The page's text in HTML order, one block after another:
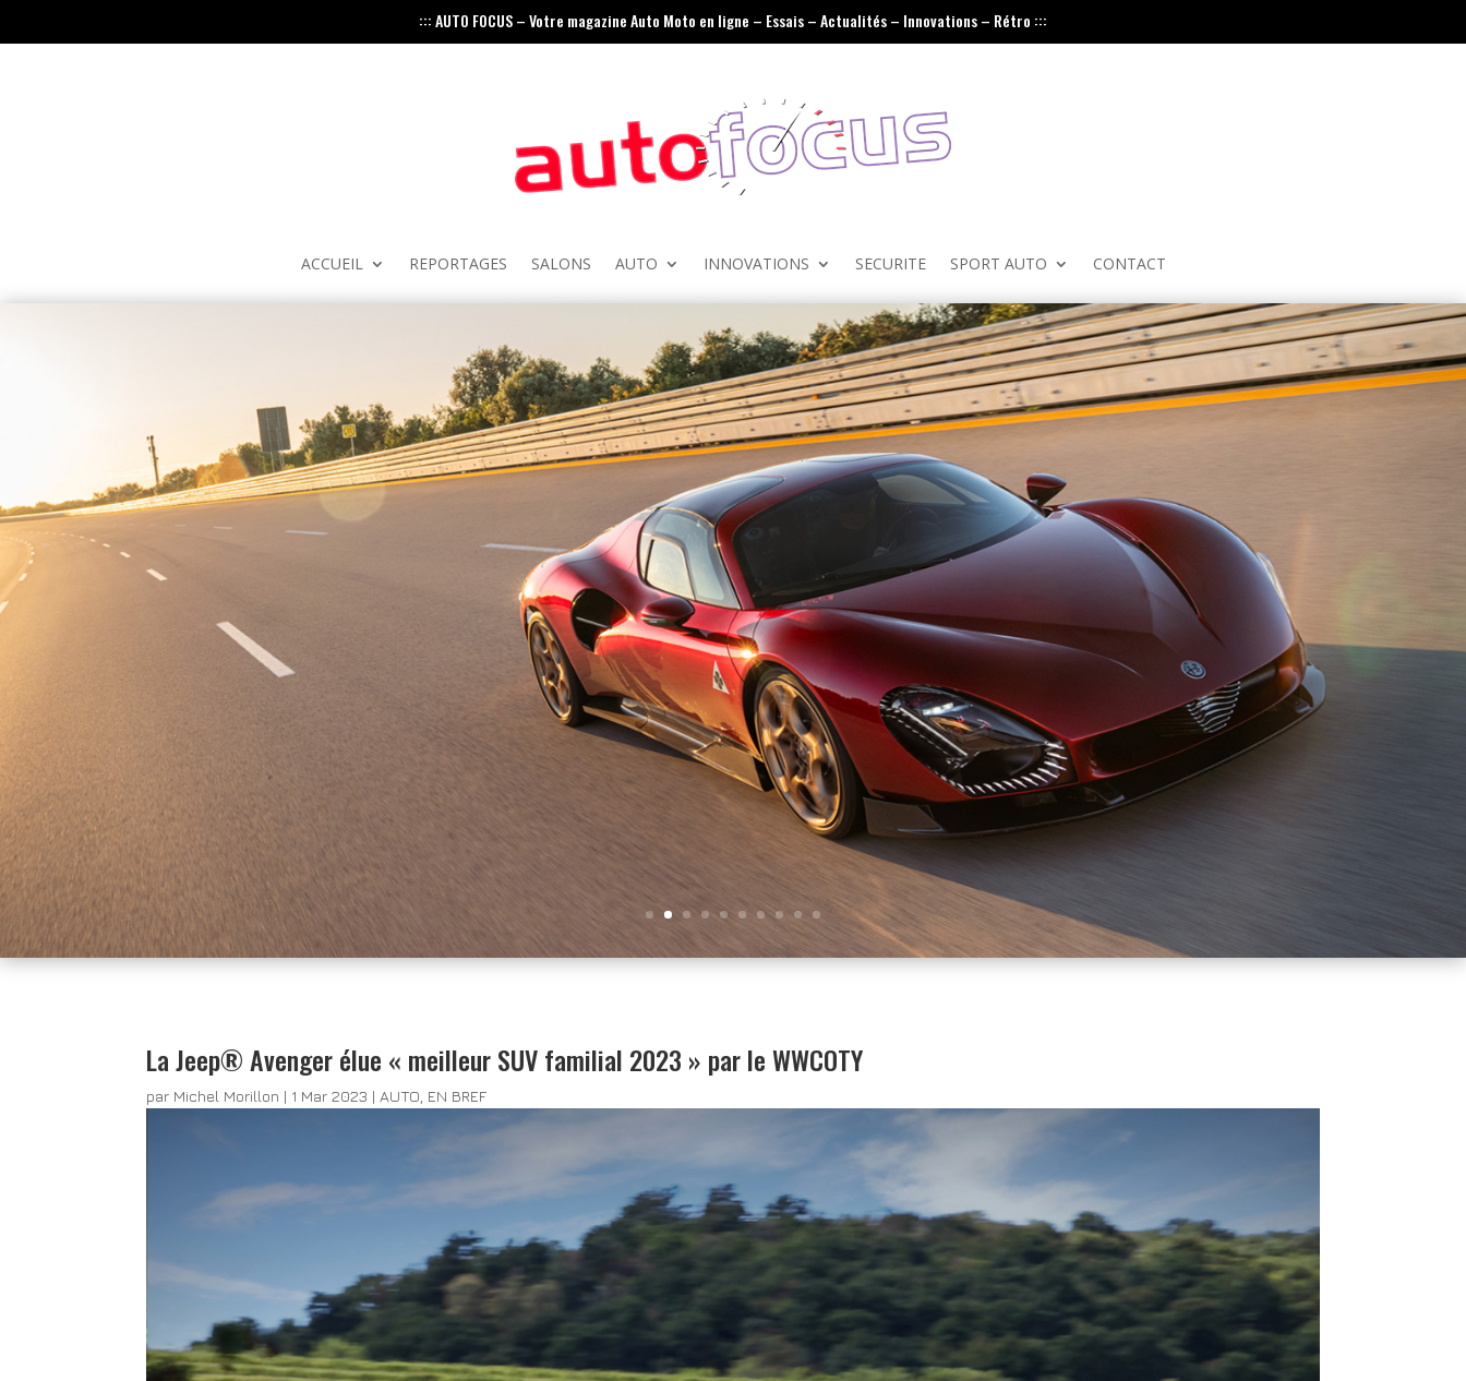
::: AUTO FOCUS – Votre magazine Auto Moto en ligne – Essais – Actualités – Innovations – Rétro :::
ACCUEIL REPORTAGES SALONS AUTO INNOVATIONS SECURITE SPORT AUTO CONTACT
La Jeep® Avenger élue « meilleur SUV familial 2023 » par le WWCOTY
par Michel Morillon | 1 Mar 2023 | AUTO EN BREF